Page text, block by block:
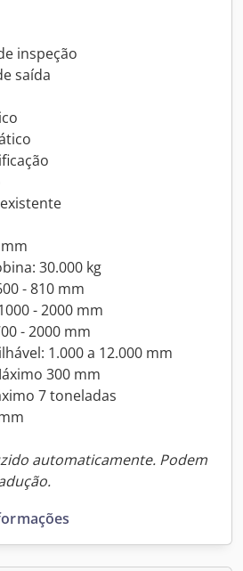
inspeção
saída
30.000 kg
- 810 mm
- 2000 mm
- 2000 mm
1.000 a 12.000 mm
300 mm
7 toneladas
automaticamente. Podem